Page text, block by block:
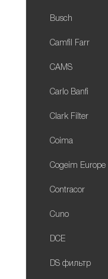
Busch
Camfil Farr
CAMS
Carlo Banfi
Clark Filter
Coima
Cogeim Europe
Contracor
Cuno
DCE
DS фильтр